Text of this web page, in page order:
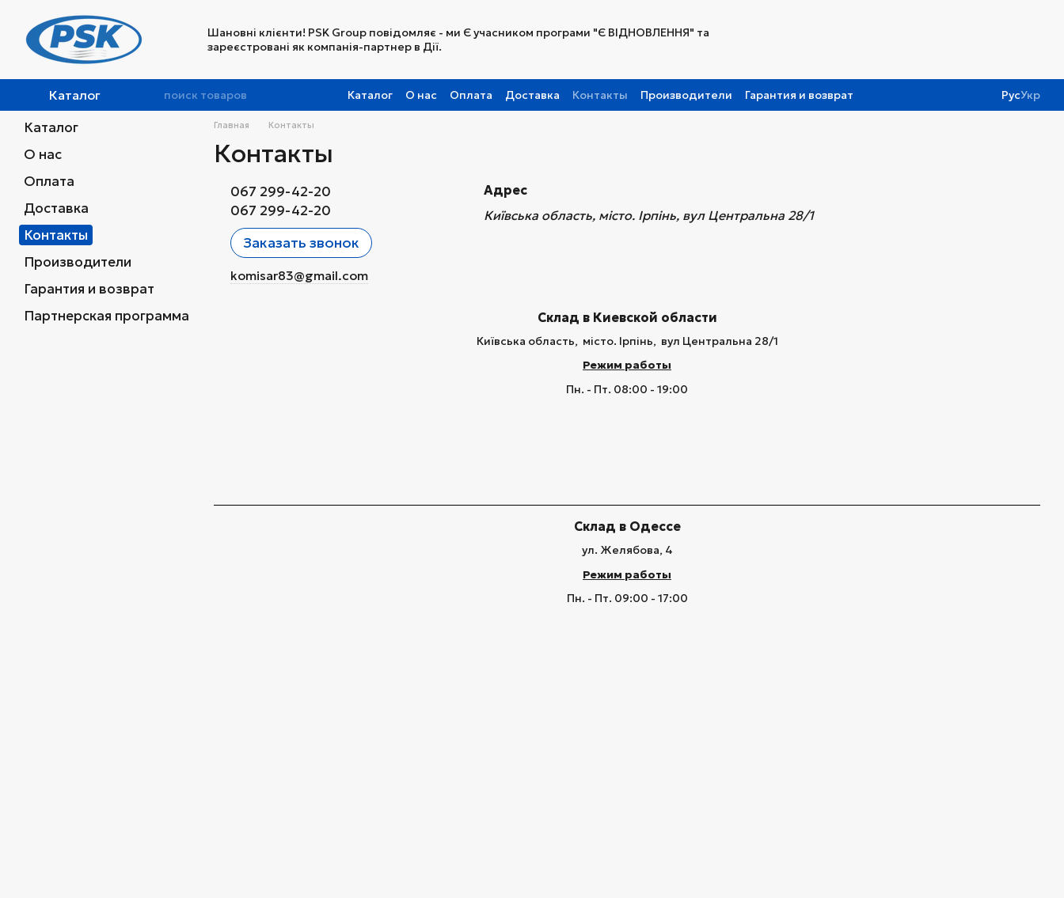
Шановні клієнти! PSK Group повідомляє - ми Є учасником програми "Є ВІДНОВЛЕННЯ" та
зареєстровані як компанія-партнер в Дії.
Каталог Каталог О нас Оплата Доставка Контакты Производители
Гарантия и возврат
Партнерская программа
РусУкр
Главная Контакты
Контакты
067 299-42-20
067 299-42-20
Заказать звонок
komisar83@gmail.com
Адрес
Київська область, місто. Ірпінь, вул Центральна 28/1
Склад в Киевcкой области
Київська область, місто. Ірпінь, вул Центральна 28/1
Режим работы
Пн. - Пт. 08:00 - 19:00
Склад в Одессе
ул. Желябова, 4
Режим работы
Пн. - Пт. 09:00 - 17:00
Каталог
О нас
Оплата
Доставка
Контакты
Производители
Гарантия и возврат
Партнерская программа